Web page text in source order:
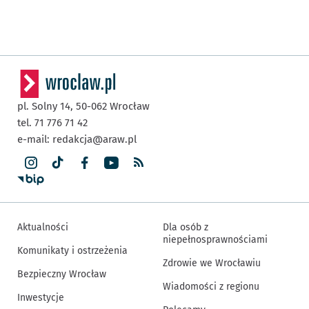
pl. Solny 14, 50-062 Wrocław
tel. 71 776 71 42
e-mail: redakcja@araw.pl
Aktualności
Komunikaty i ostrzeżenia
Bezpieczny Wrocław
Inwestycje
Dla osób z
niepełnosprawnościami
Zdrowie we Wrocławiu
Wiadomości z regionu